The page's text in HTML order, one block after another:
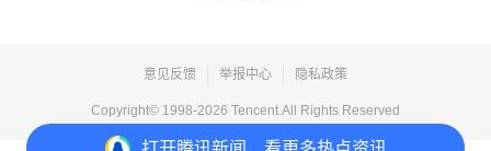
从“史诗怒火”到“暂停自由”，美伊关系在法律时限和外
意见反馈 举报中心 隐私政策
Copyright© 1998-2026 Tencent.All Rights Reserved